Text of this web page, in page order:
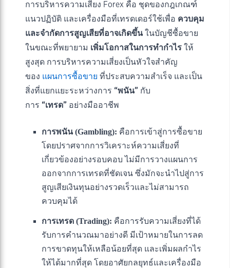
การบริหารความเสี่ยง Forex คือ ชุดของกฎเกณฑ์
แนวปฏิบัติ และเครื่องมือที่เทรดเดอร์ใช้เพื่อ ควบคุม
และจำกัดการสูญเสียที่อาจเกิดขึ้นในบัญชีซื้อขาย
ในขณะที่พยายาม เพิ่มโอกาสในการทำกำไร ให้
สูงสุด การบริหารความเสี่ยงเป็นหัวใจสำคัญ
ของ แผนการซื้อขาย ที่ประสบความสำเร็จ และเป็น
สิ่งที่แยกแยะระหว่างการ “พนัน” กับ
การ “เทรด” อย่างมืออาชีพ
การพนัน (Gambling): คือการเข้าสู่การซื้อขาย
โดยปราศจากการวิเคราะห์ความเสี่ยงที่
เกี่ยวข้องอย่างรอบคอบ ไม่มีการวางแผนการ
ออกจากการเทรดที่ชัดเจน ซึ่งมักจะนำไปสู่การ
สูญเสียเงินทุนอย่างรวดเร็วและไม่สามารถ
ควบคุมได้
การเทรด (Trading): คือการรับความเสี่ยงที่ได้
รับการคำนวณมาอย่างดี มีเป้าหมายในการลด
การขาดทุนให้เหลือน้อยที่สุด และเพิ่มผลกำไร
ให้ได้มากที่สุด โดยอาศัยกลยุทธ์และเครื่องมือ